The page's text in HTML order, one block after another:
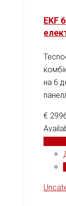
EKF
на 6
€